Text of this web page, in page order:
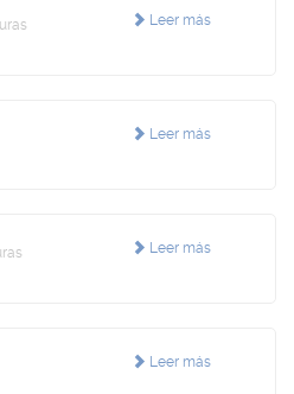
Leer más
Leer más
Leer más
Leer más